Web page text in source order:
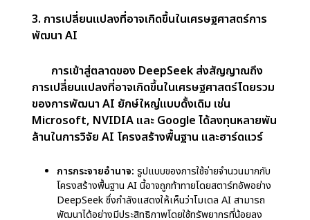
ความคุ้มค่าของการลงทุน:อย่างไรก็ตาม เมื่อผู้เล่นราย
ใหม่ เช่น DeepSeek นำเสนอโมเดล AI ที่สามารถแข่งขัน
CapEx จำนวนมหาศาลของตนนั้นสมเหตุสมผลหรือไม่
หากสตาร์ทอัพอย่าง DeepSeek สามารถให้ผลลัพธ์ที่
คล้ายกันหรือดีกว่าด้วยทรัพยากรที่น้อยลง ยักษ์ใหญ่ด้าน
เทคโนโลยีเหล่านี้อาจพบว่าตนเองลงทุนในฮาร์ดแวร์และ
โครงสร้างพื้นฐานมากเกินไป ซึ่งอาจไม่ให้ผลตอบแทนตาม
เขากำลังใช้จ่ายเงินมากเกินไปสำหรับโครงสร้างพื้นฐาน AI
โดยไม่รับประกันผลตอบแทนที่เป็นสัดส่วนในแง่ของ
ประสิทธิภาพ ส่วนแบ่งการตลาด หรือผลกำไรหรือไม่